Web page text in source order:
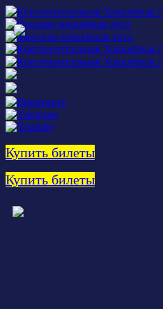
Купить билеты
Купить билеты